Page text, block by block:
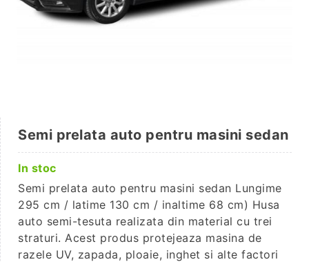
Semi prelata auto pentru masini sedan
In stoc
Semi prelata auto pentru masini sedan Lungime
295 cm / latime 130 cm / inaltime 68 cm) Husa
auto semi-tesuta realizata din material cu trei
straturi. Acest produs protejeaza masina de
razele UV, zapada, ploaie, inghet si alte factori